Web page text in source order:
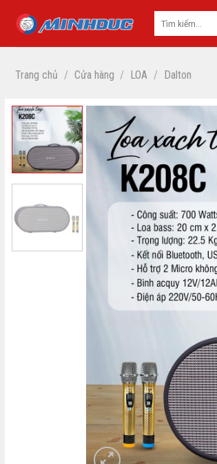
Trang chủ / Cửa hàng / LOA / Dalton